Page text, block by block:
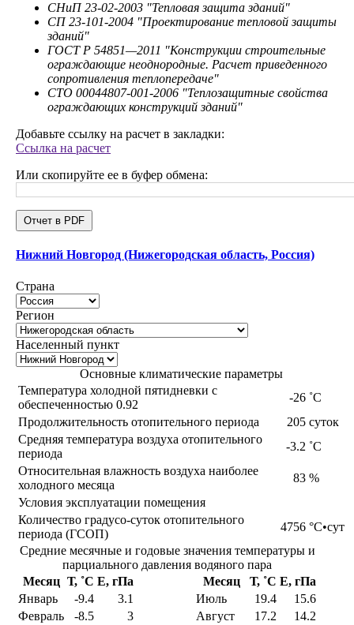
СНиП 23-02-2003 "Тепловая защита зданий"
СП 23-101-2004 "Проектирование тепловой защиты
зданий"
ГОСТ Р 54851—2011 "Конструкции строительные
ограждающие неоднородные. Расчет приведенного
сопротивления теплопередаче"
СТО 00044807-001-2006 "Теплозащитные свойства
ограждающих конструкций зданий"
Добавьте ссылку на расчет в закладки:
Ссылка на расчет
Или скопируйте ее в буфер обмена:
Отчет в PDF
Нижний Новгород (Нижегородская область, Россия)
Страна
Регион
Населенный пункт
Основные климатические параметры
Температура холодной пятидневки с
обеспеченностью 0.92
-26 ˚С
Продолжительность отопительного периода
205 суток
Средняя температура воздуха отопительного
периода
-3.2 ˚С
Относительная влажность воздуха наиболее
холодного месяца
83 %
Условия эксплуатации помещения
Количество градусо-суток отопительного
периода (ГСОП)
4756 °С•сут
Средние месячные и годовые значения температуры и
парциального давления водяного пара
Месяц Т, ˚С E, гПа Месяц Т, ˚С E, гПа
Январь
-9.4 3.1 Июль 19.4
15.6
Февраль
-8.5 3 Август 17.2
14.2